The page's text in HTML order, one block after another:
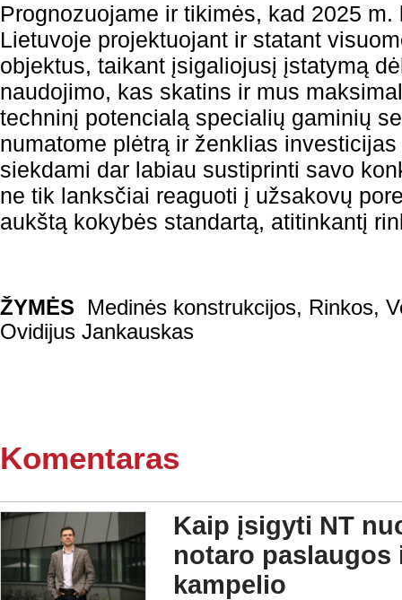
Prognozuojame ir tikimės, kad 2025
Lietuvoje projektuojant ir statant
objektus, taikant įsigaliojusį įstatymą
naudojimo, kas skatins ir mus
techninį potencialą specialių gaminių
numatome plėtrą ir ženklias
siekdami dar labiau sustiprinti savo
ne tik lanksčiai reaguoti į užsakovų
aukštą kokybės standartą, atitinkantį
ŽYMĖS Medinės konstrukcijos, Rinkos,
Ovidijus Jankauskas
Komentaras
Kaip įsigyti NT
notaro
kampelio